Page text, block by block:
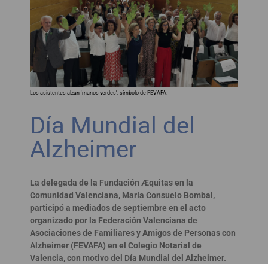
Los asistentes alzan 'manos verdes', símbolo de FEVAFA.
Día Mundial del
Alzheimer
La delegada de la Fundación Æquitas en la
Comunidad Valenciana, María Consuelo Bombal,
participó a mediados de septiembre en el acto
organizado por la Federación Valenciana de
Asociaciones de Familiares y Amigos de Personas con
Alzheimer (FEVAFA) en el Colegio Notarial de
Valencia, con motivo del Día Mundial del Alzheimer.